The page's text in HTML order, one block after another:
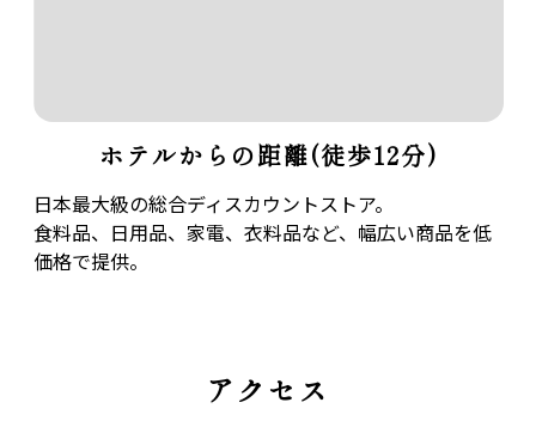
ホテルからの距離(徒歩12分)
日本最大級の総合ディスカウントストア。
食料品、日用品、家電、衣料品など、幅広い商品を低
価格で提供。
アクセス